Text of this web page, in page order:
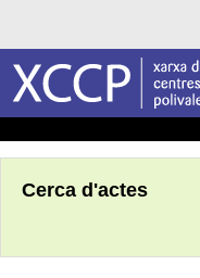
Cerca d'actes